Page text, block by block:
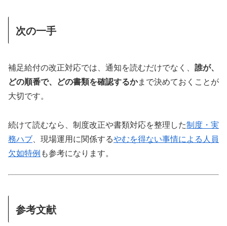
次の一手
補足給付の改正対応では、通知を読むだけでなく、 誰が、
どの順番で、どの書類を確認するかまで決めておくことが
大切です。
続けて読むなら、制度改正や書類対応を整理した制度・実
務ハブ、現場運用に関係するやむを得ない事情による人員
欠如特例も参考になります。
参考文献